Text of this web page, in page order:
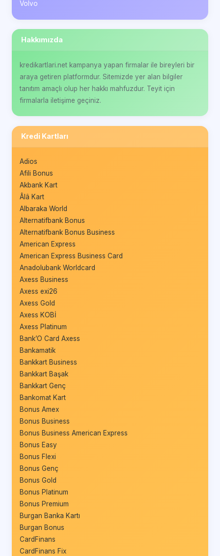
Volvo
Hakkımızda
kredikartlari.net kampanya yapan firmalar ile bireyleri bir
araya getiren platformdur. Sitemizde yer alan bilgiler
tanıtım amaçlı olup her hakkı mahfuzdur. Teyit için
firmalarla iletişime geçiniz.
Kredi Kartları
Adios
Afili Bonus
Akbank Kart
Âlâ Kart
Albaraka World
Alternatifbank Bonus
Alternatifbank Bonus Business
American Express
American Express Business Card
Anadolubank Worldcard
Axess Business
Axess exi26
Axess Gold
Axess KOBİ
Axess Platinum
Bank’O Card Axess
Bankamatik
Bankkart Business
Bankkart Başak
Bankkart Genç
Bankomat Kart
Bonus Amex
Bonus Business
Bonus Business American Express
Bonus Easy
Bonus Flexi
Bonus Genç
Bonus Gold
Bonus Platinum
Bonus Premium
Burgan Banka Kartı
Burgan Bonus
CardFinans
CardFinans Fix